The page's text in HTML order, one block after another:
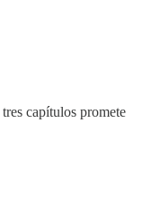
capítulos promete